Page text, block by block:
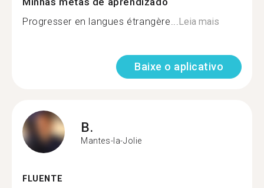
Progresser en langues étrangère... Leia mais
Baixe o aplicativo
B.
Mantes-la-Jolie
FLUENTE